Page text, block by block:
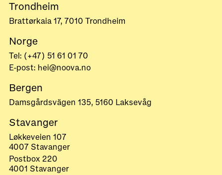
Trondheim
Brattørkaia 17, 7010 Trondheim
Norge
Tel: (+47) 51 61 01 70
E-post: hei@noova.no
Bergen
Damsgårdsvägen 135, 5160 Laksevåg
Stavanger
Løkkeveien 107
4007 Stavanger
Postbox 220
4001 Stavanger